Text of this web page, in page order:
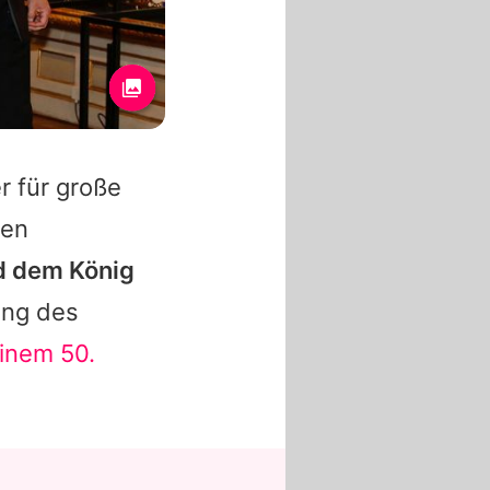
für große
dem König
des
50.